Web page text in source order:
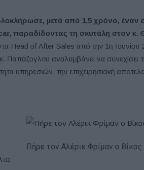
μετά από 1,5 χρόνο, έναν
παραδίδοντας τη σκυτάλη στον κ.
Head of After Sales από την 1η Ιουνίου
Παπάζογλου αναλαμβάνει να συνεχίσει
υπηρεσιών, την επιχειρησιακή
Πήρε τον Αλέρικ Φρίμαν ο